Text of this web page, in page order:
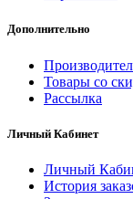
Дополнительно
Товары со
Рассылка
Личный Кабинет
Личный
История